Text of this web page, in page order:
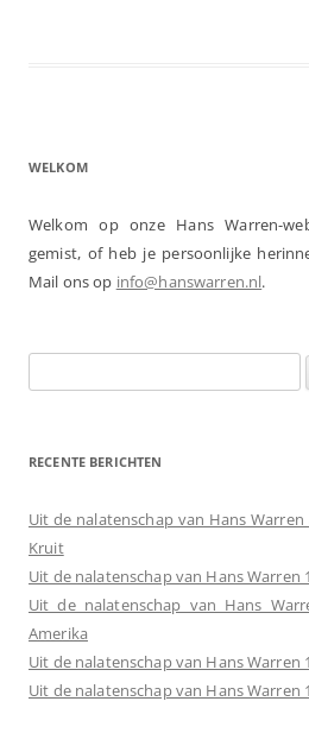
WELKOM
Welkom op onze Hans Warren-
gemist, of heb je persoonlijke
Mail ons op info@hanswarren.nl.
naar:
RECENTE BERICHTEN
Uit de nalatenschap van Hans Warren
Kruit
Uit de nalatenschap van Hans Warren
Uit de nalatenschap van Hans
Amerika
Uit de nalatenschap van Hans Warren
Uit de nalatenschap van Hans Warren